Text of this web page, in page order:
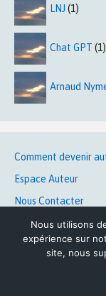
LNJ (1)
Chat GPT (1)
Arnaud
Comment devenir
Espace Auteur
Nous Contacter
Articles
Nous utilisons
expérience sur
site, nous